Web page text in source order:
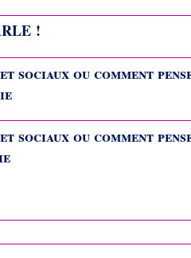
!
sociaux ou comment
sociaux ou comment